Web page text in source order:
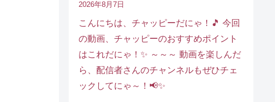
2026年8月7日
こんにちは、チャッピーだにゃ！🎵 今回
の動画、チャッピーのおすすめポイント
はこれだにゃ！✨ ～～～ 動画を楽しんだ
ら、配信者さんのチャンネルもぜひチェ
ックしてにゃ～！📢✨